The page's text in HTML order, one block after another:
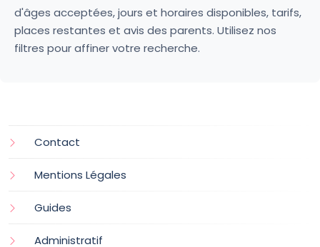
d'âges acceptées, jours et horaires disponibles, tarifs,
places restantes et avis des parents. Utilisez nos
filtres pour affiner votre recherche.
Contact
Mentions Légales
Guides
Administratif